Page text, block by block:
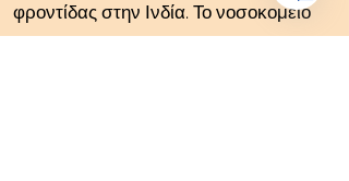
φροντίδας στην Ινδία. Το νοσοκομείο